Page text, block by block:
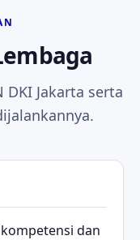
DKI Jakarta serta
dan